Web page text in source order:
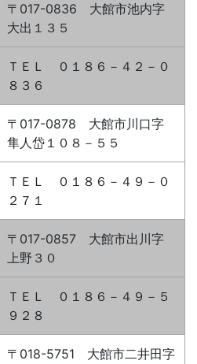
〒017-0836 大館市池内字
大出１３５
ＴＥＬ ０１８６－４２－０
８３６
〒017-0878 大館市川口字
隼人岱１０８－５５
ＴＥＬ ０１８６－４９－０
２７１
〒017-0857 大館市出川字
上野３０
ＴＥＬ ０１８６－４９－５
９２８
〒018-5751 大館市二井田字